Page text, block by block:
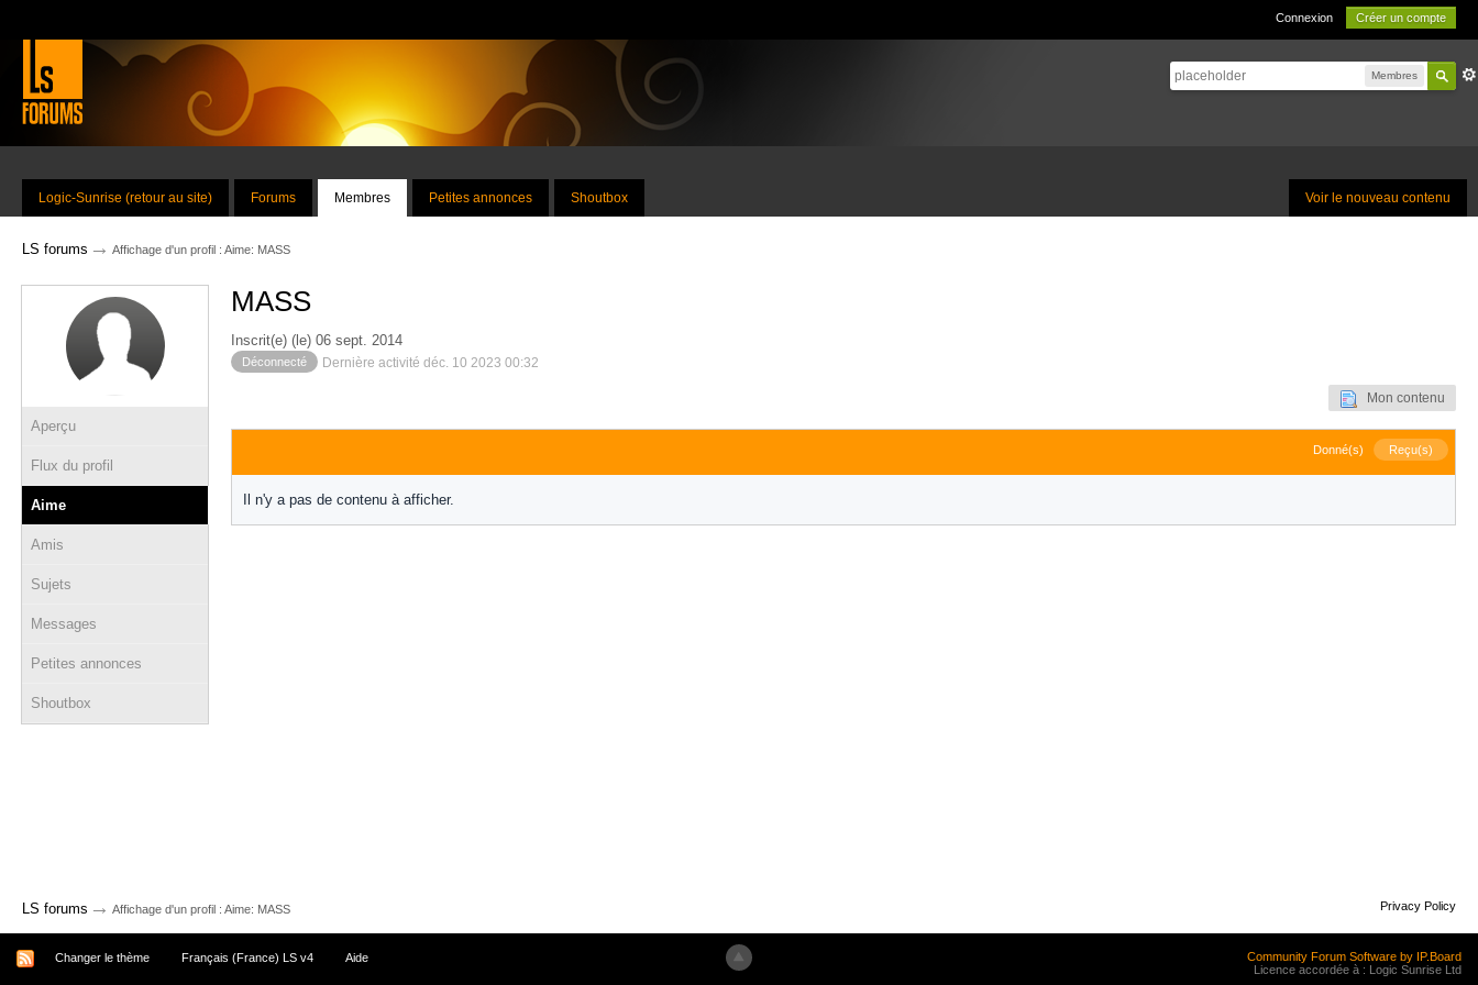
Connexion Créer un compte
Membres
Voir le nouveau contenu
Logic-Sunrise (retour au site) Forums Membres Petites annonces Shoutbox
LS forums → Affichage d'un profil : Aime: MASS
Aperçu
Flux du profil
Aime
Amis
Sujets
Messages
Petites annonces
Shoutbox
MASS
Inscrit(e) (le) 06 sept. 2014
Déconnecté Dernière activité déc. 10 2023 00:32
Mon contenu
Donné(s) Reçu(s)
Il n'y a pas de contenu à afficher.
LS forums → Affichage d'un profil : Aime: MASS Privacy Policy
Changer le thème Français (France) LS v4 Aide
Community Forum Software by IP.Board
Licence accordée à : Logic Sunrise Ltd